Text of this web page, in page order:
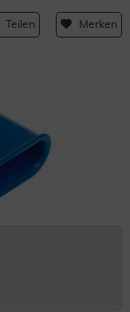
Teilen Merken